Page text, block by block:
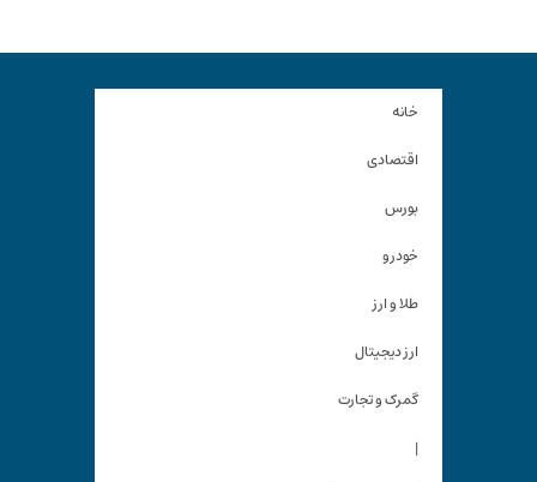
خانه
اقتصادی
بورس
خودرو
طلا و ارز
ارز دیجیتال
گمرک و تجارت
|